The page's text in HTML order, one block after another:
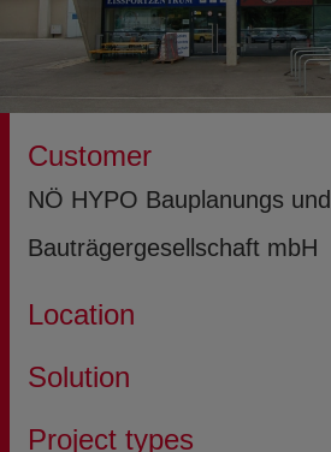
Customer
NÖ HYPO Bauplanungs und
Bauträgergesellschaft mbH
Location
Solution
Project types